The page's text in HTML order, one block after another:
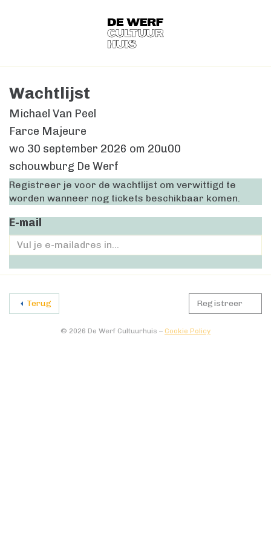
Wachtlijst
Michael Van Peel
Farce Majeure
wo 30 september 2026 om 20u00
schouwburg De Werf
Registreer je voor de wachtlijst om verwittigd te
worden wanneer nog tickets beschikbaar komen.
E-mail
Registreer
Terug
© 2026 De Werf Cultuurhuis – Cookie Policy